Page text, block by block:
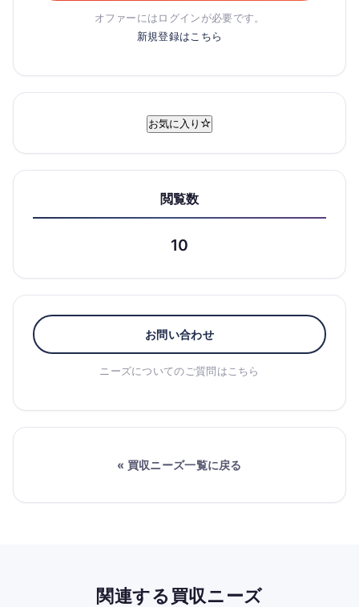
オファーにはログインが必要です。
新規登録はこちら
お気に入り
閲覧数
10
お問い合わせ
ニーズについてのご質問はこちら
« 買収ニーズ一覧に戻る
関連する買収ニーズ